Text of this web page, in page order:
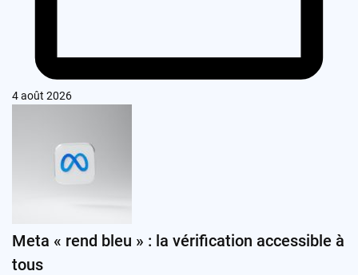
4 août 2026
Meta « rend bleu » : la vérification accessible à
tous